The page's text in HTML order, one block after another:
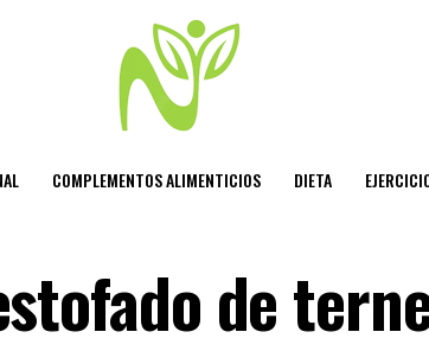
COMPLEMENTOS ALIMENTICIOS DIETA
de